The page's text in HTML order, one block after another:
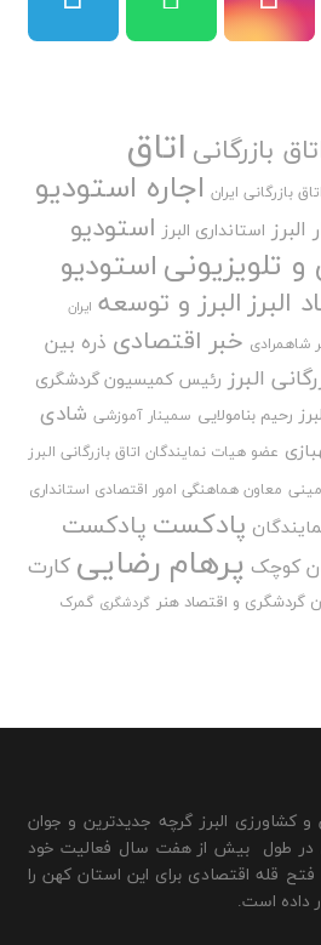
بازرگانی اتاق
اتاق بازرگانی ایران اجاره استودیو
البرز استانداری البرز استودیو
و تلویزیونیاستودیو
البرزالبرز و توسعه ایران
شاهمرادی خبر اقتصادی ذره بین
البرز رئیس کمیسیون گردشگری
رحیم بنامولایی سمینار آموزشی شادی
عضو هیات نمایندگان اتاق بازرگانی البرز
معاون هماهنگی امور اقتصادی استانداری
پادکست پادکست
کوچک پرهام رضایی کارت
گردشگری و اقتصاد هنر گردشگری گمرک
و کشاورزی البرز گرچه جدیدترین و جوان
در طول بیش از هفت سال فعالیت خود
قله اقتصادی برای این استان کهن را
داده است.